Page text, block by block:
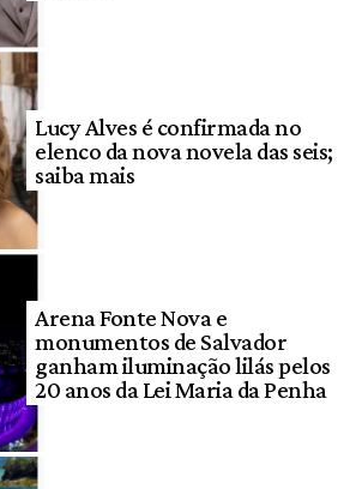
Lucy Alves é confirmada no
elenco da nova novela das seis;
saiba mais
Arena Fonte Nova e
monumentos de Salvador
ganham iluminação lilás pelos
20 anos da Lei Maria da Penha